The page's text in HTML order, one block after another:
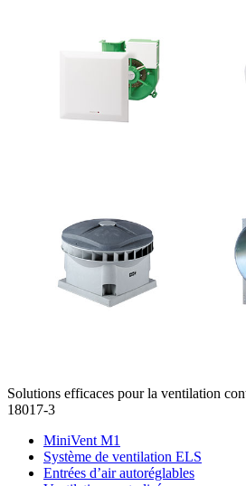
Solutions efficaces pour la ventilation
18017-3
MiniVent M1
Système de ventilation ELS
Entrées d’air autoréglables